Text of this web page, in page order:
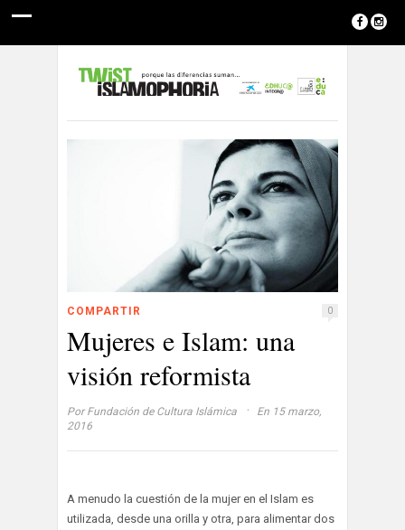
COMPARTIR 0
Mujeres e Islam: una
visión reformista
Por Fundación de Cultura Islámica ·
En 15 marzo,
2016
A menudo la cuestión de la mujer en el Islam es
utilizada, desde una orilla y otra, para alimentar dos